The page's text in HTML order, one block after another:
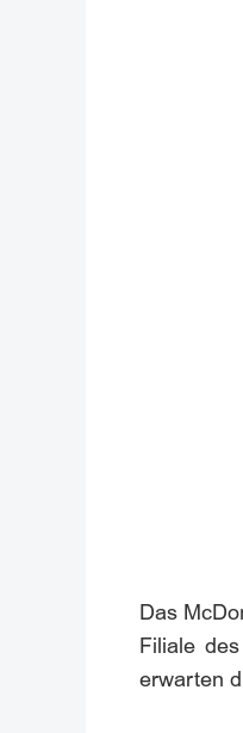
Das
Filiale
erwarten